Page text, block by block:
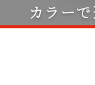
カラー